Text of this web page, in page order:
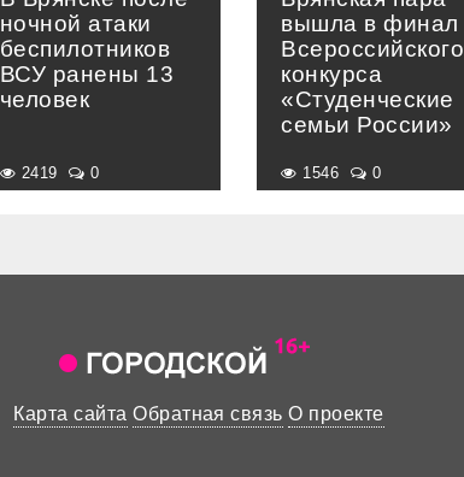
ночной атаки
беспилотников
ВСУ ранены 13
человек
2419 0
вышла в финал
Всероссийского
конкурса
«Студенческие
семьи России»
1546 0
Карта сайта Обратная связь О проекте